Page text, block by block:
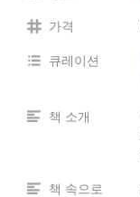
가격
큐레이션
책 소개
책 속으로